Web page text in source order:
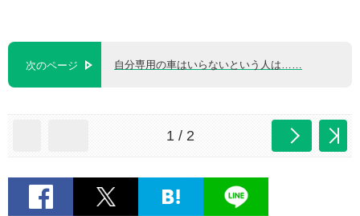
次のページ 自分専用の車はいらないという人は……
1 / 2